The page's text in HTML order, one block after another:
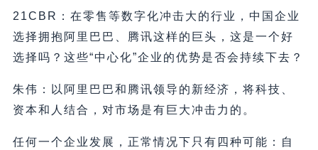
21CBR：在零售等数字化冲击大的行业，中国企业
选择拥抱阿里巴巴、腾讯这样的巨头，这是一个好
选择吗？这些“中心化”企业的优势是否会持续下去？
朱伟：以阿里巴巴和腾讯领导的新经济，将科技、
资本和人结合，对市场是有巨大冲击力的。
任何一个企业发展，正常情况下只有四种可能：自